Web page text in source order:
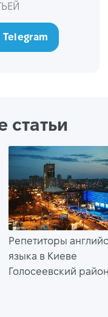
Telegram
статьи
Репетиторы
языка в Киеве
Голосеевский